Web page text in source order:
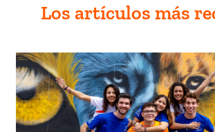
Los artículos más